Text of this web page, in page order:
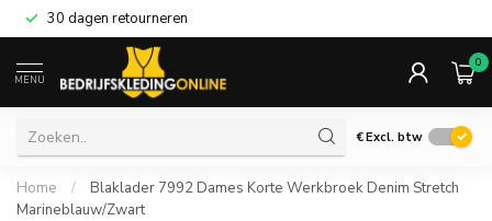
30 dagen retourneren
MENU
0
€Excl. btw
Home /
Blaklader 7992 Dames Korte Werkbroek Denim Stretch
Marineblauw/Zwart